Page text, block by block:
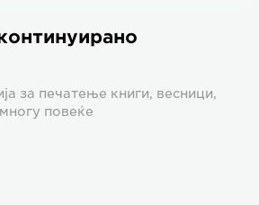
за печатење книги, весници,
повеќе